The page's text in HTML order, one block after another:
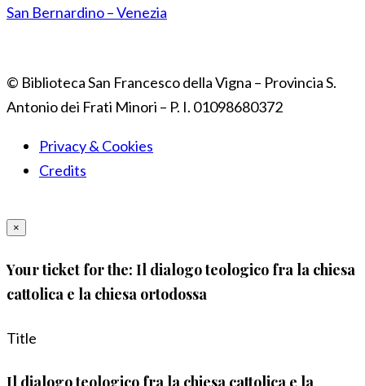
San Bernardino – Venezia
© Biblioteca San Francesco della Vigna – Provincia S.
Antonio dei Frati Minori – P. I. 01098680372
Privacy & Cookies
Credits
×
Your ticket for the: Il dialogo teologico fra la chiesa
cattolica e la chiesa ortodossa
Title
Il dialogo teologico fra la chiesa cattolica e la